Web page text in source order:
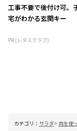
工事不要で後付け可。
宅がわかる玄関キー
PR (レタスクラブ)
カテゴリ： サラダ 肉を使